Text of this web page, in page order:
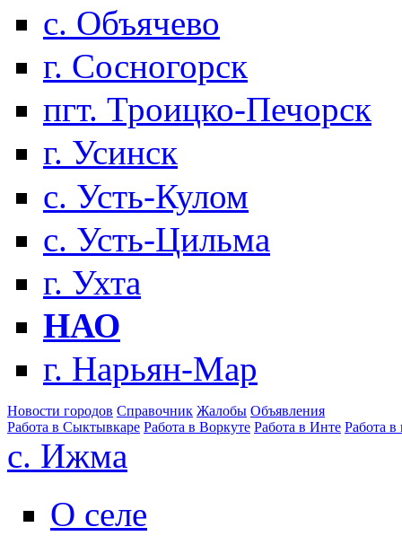
с. Объячево
г. Сосногорск
пгт. Троицко-Печорск
г. Усинск
с. Усть-Кулом
с. Усть-Цильма
г. Ухта
НАО
г. Нарьян-Мар
Новости городов Справочник Жалобы Объявления
Работа в Сыктывкаре Работа в Воркуте Работа в Инте Работа в
с. Ижма
О селе